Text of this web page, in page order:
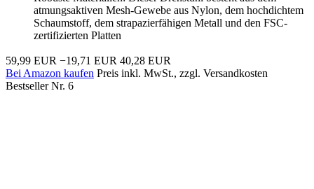
atmungsaktiven Mesh-Gewebe aus Nylon, dem hochdichtem
Schaumstoff, dem strapazierfähigen Metall und den FSC-
zertifizierten Platten
59,99 EUR −19,71 EUR 40,28 EUR
Bei Amazon kaufen Preis inkl. MwSt., zzgl. Versandkosten
Bestseller Nr. 6